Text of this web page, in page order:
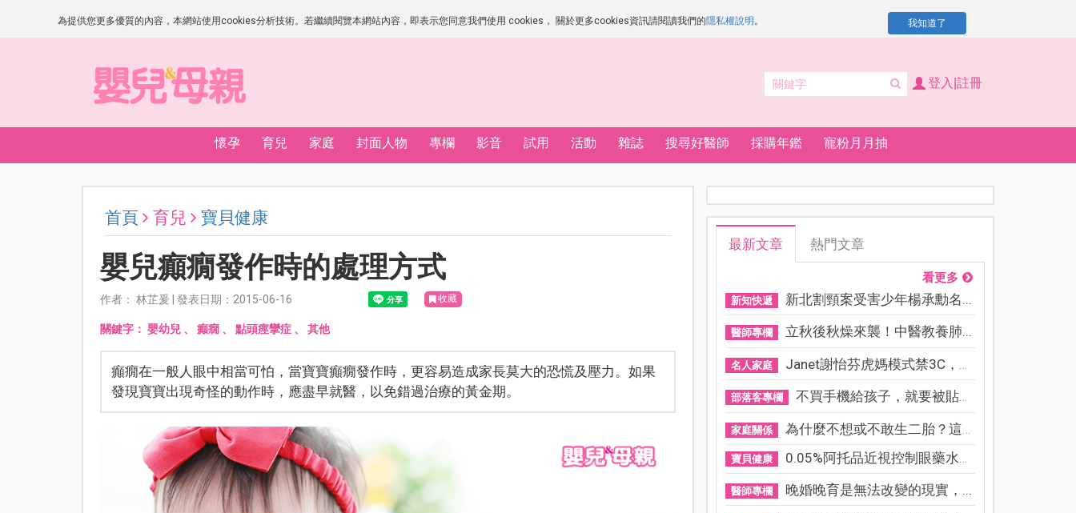
為提供您更多優質的內容，本網站使用cookies分析技術。若繼續閱覽本網站內容，即表示您同意我們使用 cookies， 關於更多cookies資訊請閱讀我們的隱私權說明 。 我知道了
登入|註冊
懷孕 育兒 家庭 封面人物 專欄 影音 試用 活動 雜誌 搜尋好醫師 採購年鑑 寵粉月月抽
首頁 育兒 寶貝健康
嬰兒癲癇發作時的處理方式
作者： 林芷爰 | 發表日期：2015-06-16 收藏
關鍵字： 嬰幼兒、 癲癇、 點頭痙攣症、 其他
癲癇在一般人眼中相當可怕，當寶寶癲癇發作時，更容易造成家長莫大的恐慌及壓力。如果
發現寶寶出現奇怪的動作時，應盡早就醫，以免錯過治療的黃金期。
最新文章 熱門文章
看更多
新知快遞 新北割頸案受害少年楊承勳名...
醫師專欄 立秋後秋燥來襲！中醫教養肺...
名人家庭 Janet謝怡芬虎媽模式禁3C，看...
部落客專欄 不買手機給孩子，就要被貼「...
家庭關係 為什麼不想或不敢生二胎？這8...
寶貝健康 0.05%阿托品近視控制眼藥水納...
醫師專欄 晚婚晚育是無法改變的現實，...